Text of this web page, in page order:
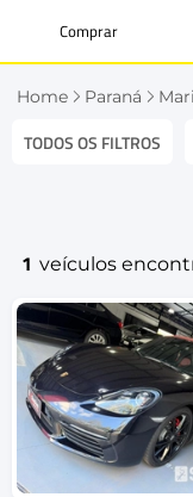
Comprar
Home Paraná
TODOS OS FILTROS
1 veículos